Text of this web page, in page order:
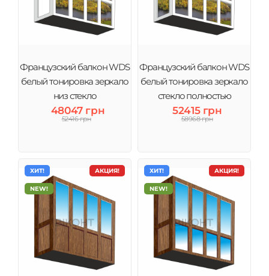
Французский балкон WDS
белый тонировка зеркало
низ стекло
48047 грн
52416 грн
Французский балкон WDS
белый тонировка зеркало
стекло полностью
52415 грн
58968 грн
АКЦИЯ!
ХИТ!
NEW!
АКЦИЯ!
ХИТ!
NEW!